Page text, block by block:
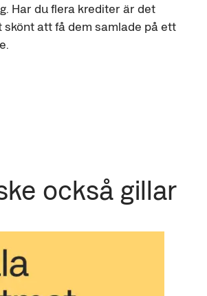
Har du flera krediter är det
skönt att få dem samlade på ett
också gillar